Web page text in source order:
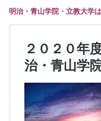
明治・青山学院・立教大学